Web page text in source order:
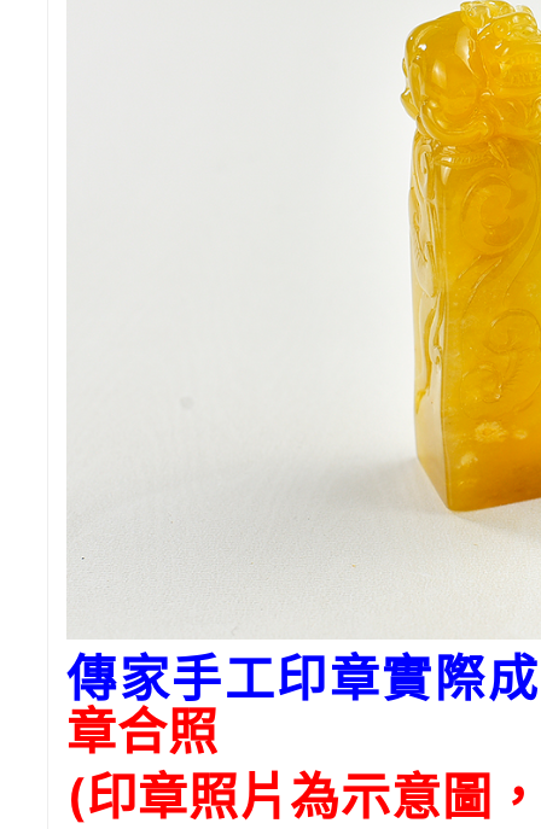
傳家手工印章實際
章合照
(印章照片為示意圖